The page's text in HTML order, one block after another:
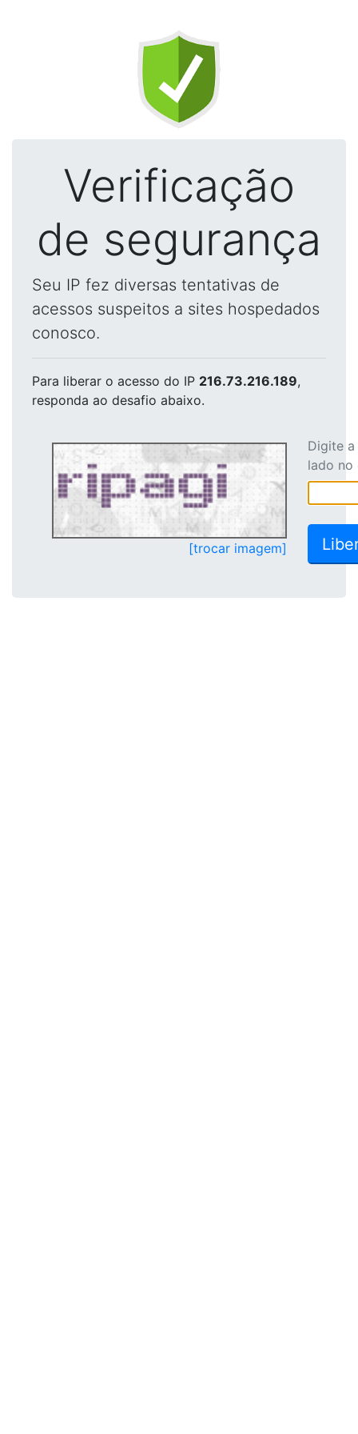
Verificação
de segurança
Seu IP fez diversas tentativas de
acessos suspeitos a sites hospedados
conosco.
Para liberar o acesso do IP 216.73.216.189,
responda ao desafio abaixo.
[trocar imagem]
Digite
lado no